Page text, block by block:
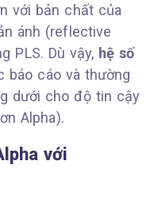
với bản chất của
ánh (reflective
PLS. Dù vậy, hệ số
báo cáo và thường
dưới cho độ tin cậy
Alpha).
với